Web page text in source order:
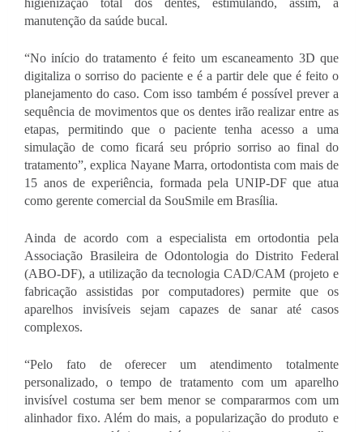
higienização total dos dentes, estimulando, assim, a
manutenção da saúde bucal.
“No início do tratamento é feito um escaneamento 3D que
digitaliza o sorriso do paciente e é a partir dele que é feito o
planejamento do caso. Com isso também é possível prever a
sequência de movimentos que os dentes irão realizar entre as
etapas, permitindo que o paciente tenha acesso a uma
simulação de como ficará seu próprio sorriso ao final do
tratamento”, explica Nayane Marra, ortodontista com mais de
15 anos de experiência, formada pela UNIP-DF que atua
como gerente comercial da SouSmile em Brasília.
Ainda de acordo com a especialista em ortodontia pela
Associação Brasileira de Odontologia do Distrito Federal
(ABO-DF), a utilização da tecnologia CAD/CAM (projeto e
fabricação assistidas por computadores) permite que os
aparelhos invisíveis sejam capazes de sanar até casos
complexos.
“Pelo fato de oferecer um atendimento totalmente
personalizado, o tempo de tratamento com um aparelho
invisível costuma ser bem menor se compararmos com um
alinhador fixo. Além do mais, a popularização do produto e